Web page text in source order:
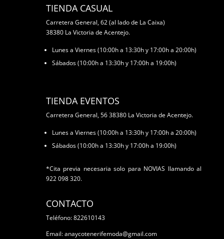
TIENDA CASUAL
Carretera General, 62 (al lado de La Caixa)
38380 La Victoria de Acentejo.
Lunes a Viernes (10:00h a 13:30h y 17:00h a 20:00h)
Sábados (10:00h a 13:30h y 17:00h a 19:00h)
TIENDA EVENTOS
Carretera General, 56 38380 La Victoria de Acentejo.
Lunes a Viernes (10:00h a 13:30h y 17:00h a 20:00h)
Sábados (10:00h a 13:30h y 17:00h a 19:00h)
*Cita previa necesaria solo para NOVIAS llamando al
922 098 320.
CONTACTO
Teléfono: 822610143
Email: anaycotenerifemoda@gmail.com